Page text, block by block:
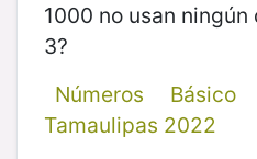
1000 no usan
3?
Números
Básico
Tamaulipas 2022